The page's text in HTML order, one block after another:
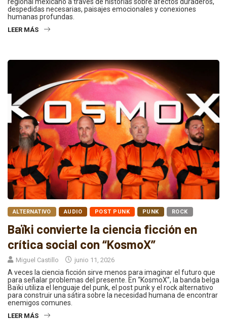
despedidas necesarias, paisajes emocionales y conexiones
humanas profundas.
LEER MÁS
ALTERNATIVO AUDIO POST PUNK PUNK ROCK
Baïki convierte la ciencia ficción en
crítica social con “KosmoX”
Miguel Castillo junio 11, 2026
A veces la ciencia ficción sirve menos para imaginar el futuro que
para señalar problemas del presente. En “KosmoX”, la banda belga
Baïki utiliza el lenguaje del punk, el post punk y el rock alternativo
para construir una sátira sobre la necesidad humana de encontrar
enemigos comunes.
LEER MÁS